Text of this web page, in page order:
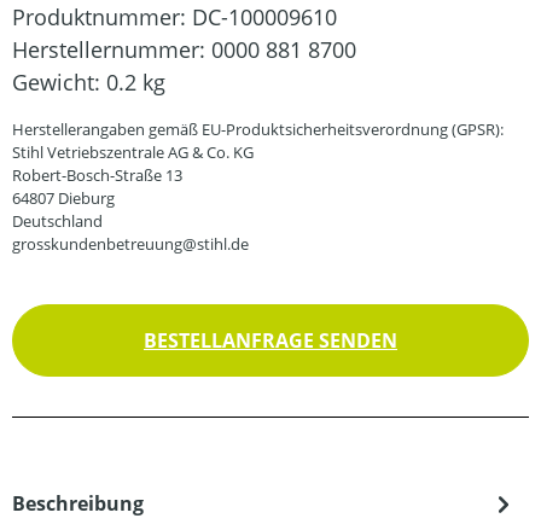
Produktnummer: DC-100009610
Herstellernummer: 0000 881 8700
Gewicht: 0.2 kg
Herstellerangaben gemäß EU-Produktsicherheitsverordnung (GPSR):
Stihl Vetriebszentrale AG & Co. KG
Robert-Bosch-Straße 13
64807 Dieburg
Deutschland
grosskundenbetreuung@stihl.de
BESTELLANFRAGE SENDEN
Beschreibung